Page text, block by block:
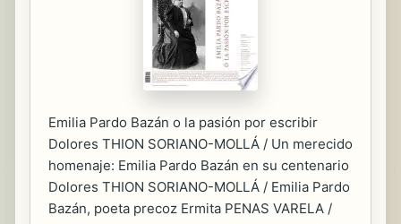
Emilia Pardo Bazán o la pasión por escribir
Dolores THION SORIANO-MOLLÁ / Un merecido
homenaje: Emilia Pardo Bazán en su centenario
Dolores THION SORIANO-MOLLÁ / Emilia Pardo
Bazán, poeta precoz Ermita PENAS VARELA /